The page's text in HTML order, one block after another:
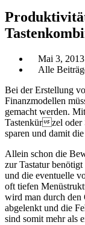
Mai 3, 2013
Alle
Bei der Erstellung
Finanzmodellen
gemacht werden.
Tastenkürzel oder
sparen und damit
Allein schon die
zur Tastatur
und die eventuelle
oft tiefen
wird man durch
abgelenkt und die
sind somit mehr als